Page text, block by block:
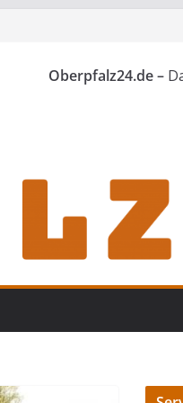
Oberpfalz24.de –